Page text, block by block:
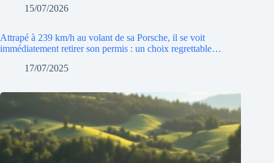
15/07/2026
Attrapé à 239 km/h au volant de sa Porsche, il se voit
immédiatement retirer son permis : un choix regrettable…
17/07/2025